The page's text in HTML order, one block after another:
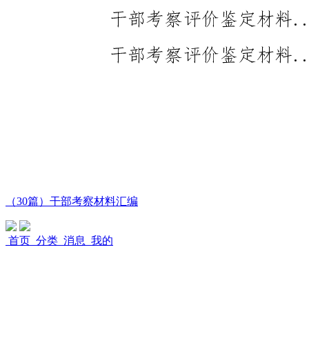
（30篇）干部考察材料汇编
首页 分类 消息 我的